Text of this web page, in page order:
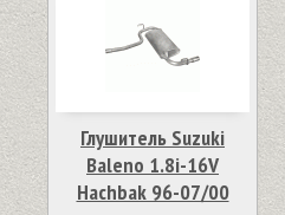
Глушитель Suzuki
Baleno 1.8i-16V
Hachbak 96-07/00